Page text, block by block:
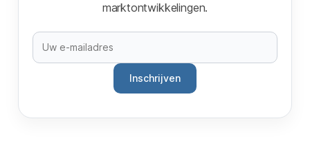
marktontwikkelingen.
Inschrijven